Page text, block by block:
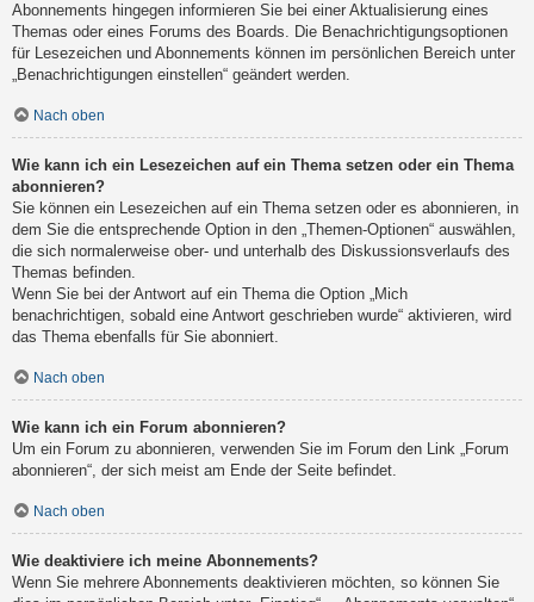
Abonnements hingegen informieren Sie bei einer Aktualisierung eines
Themas oder eines Forums des Boards. Die Benachrichtigungsoptionen
für Lesezeichen und Abonnements können im persönlichen Bereich unter
„Benachrichtigungen einstellen“ geändert werden.
Nach oben
Wie kann ich ein Lesezeichen auf ein Thema setzen oder ein Thema
abonnieren?
Sie können ein Lesezeichen auf ein Thema setzen oder es abonnieren, in
dem Sie die entsprechende Option in den „Themen-Optionen“ auswählen,
die sich normalerweise ober- und unterhalb des Diskussionsverlaufs des
Themas befinden.
Wenn Sie bei der Antwort auf ein Thema die Option „Mich
benachrichtigen, sobald eine Antwort geschrieben wurde“ aktivieren, wird
das Thema ebenfalls für Sie abonniert.
Nach oben
Wie kann ich ein Forum abonnieren?
Um ein Forum zu abonnieren, verwenden Sie im Forum den Link „Forum
abonnieren“, der sich meist am Ende der Seite befindet.
Nach oben
Wie deaktiviere ich meine Abonnements?
Wenn Sie mehrere Abonnements deaktivieren möchten, so können Sie